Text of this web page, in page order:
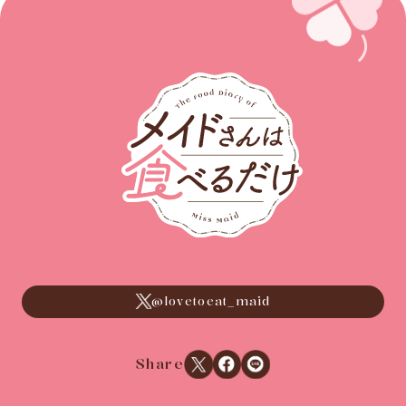
@lovetoeat_maid
ShareXでシェアする
Facebookでシェアする
LINEでシェアする